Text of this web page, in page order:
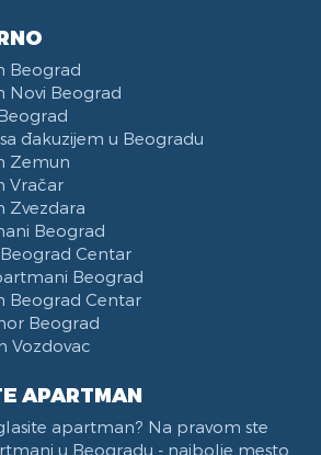
Beograd
Novi Beograd
đakuzijem u Beogradu
Zemun
Vračar
Zvezdara
Beograd
Centar
Beograd
Beograd Centar
Beograd
Vozdovac
APARTMAN
apartman? Na pravom ste
u Beogradu - najbolje mesto